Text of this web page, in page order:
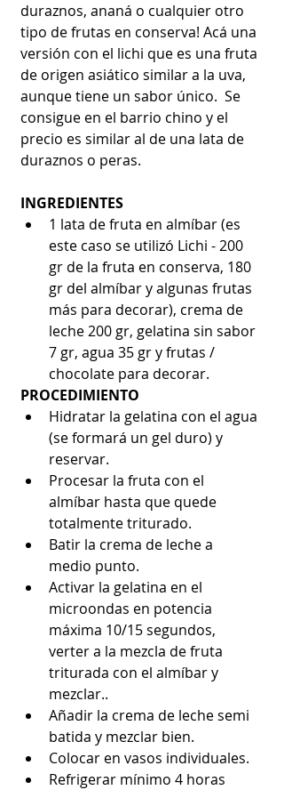
duraznos, ananá o cualquier otro
tipo de frutas en conserva! Acá una
versión con el lichi que es una fruta
de origen asiático similar a la uva,
aunque tiene un sabor único.  Se
consigue en el barrio chino y el
precio es similar al de una lata de
duraznos o peras.
INGREDIENTES
1 lata de fruta en almíbar (es
este caso se utilizó Lichi - 200
gr de la fruta en conserva, 180
gr del almíbar y algunas frutas
más para decorar), crema de
leche 200 gr, gelatina sin sabor
7 gr, agua 35 gr y frutas /
chocolate para decorar.
PROCEDIMIENTO
Hidratar la gelatina con el agua
(se formará un gel duro) y
reservar.
Procesar la fruta con el
almíbar hasta que quede
totalmente triturado.
Batir la crema de leche a
medio punto.
Activar la gelatina en el
microondas en potencia
máxima 10/15 segundos,
verter a la mezcla de fruta
triturada con el almíbar y
mezclar..
Añadir la crema de leche semi
batida y mezclar bien.
Colocar en vasos individuales.
Refrigerar mínimo 4 horas